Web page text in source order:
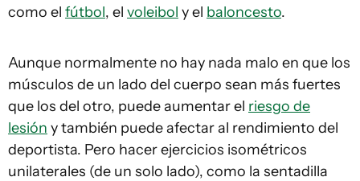
como el fútbol, el voleibol y el baloncesto.
Aunque normalmente no hay nada malo en que los
músculos de un lado del cuerpo sean más fuertes
que los del otro, puede aumentar el riesgo de
lesión y también puede afectar al rendimiento del
deportista. Pero hacer ejercicios isométricos
unilaterales (de un solo lado), como la sentadilla